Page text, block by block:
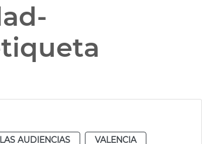
AUDIENCIAS
VALENCIA